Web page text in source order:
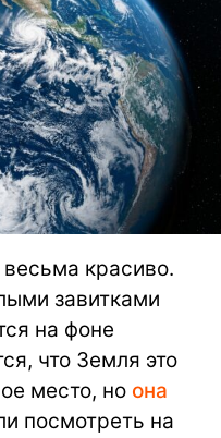
красиво.
завитками
на фоне
что Земля это
место, но она
посмотреть на